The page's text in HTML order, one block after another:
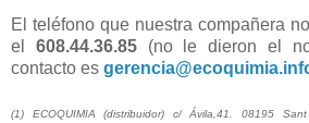
El teléfono que nuestra compañera
el 608.44.36.85(no le dieron el
contacto es
(1) ECOQUIMIA (distribuidor) c/ Ávila,41. 08195